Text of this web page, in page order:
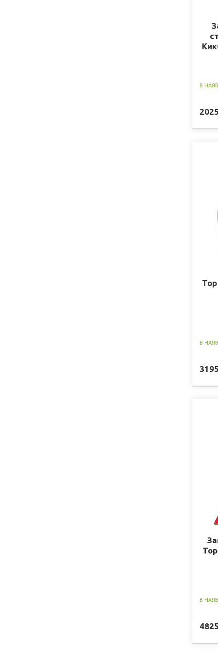
В
2025
В
3195
В
4825